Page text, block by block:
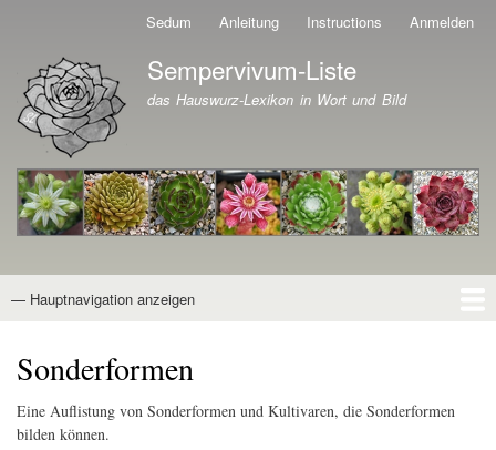
Direkt
zum
Inhalt
Sedum Anleitung Instructions Anmelden
Branding der Website
Sempervivum-Liste
das Hauswurz-Lexikon in Wort und Bild
Hauptnavigation
— Hauptnavigation anzeigen
Sonderformen
Eine Auflistung von Sonderformen und Kultivaren, die Sonderformen
bilden können.